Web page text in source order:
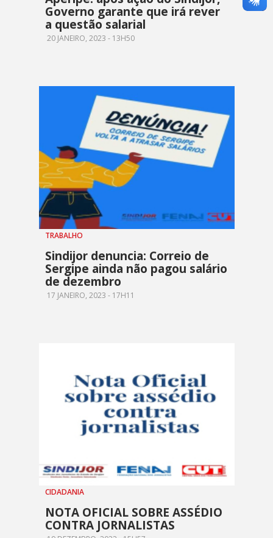
Governo garante que irá rever
a questão salarial
20 JANEIRO, 2023 - 13H50
TRABALHO
Sindijor denuncia: Correio de
Sergipe ainda não pagou salário
de dezembro
17 JANEIRO, 2023 - 17H11
CIDADANIA
NOTA OFICIAL SOBRE ASSÉDIO
CONTRA JORNALISTAS